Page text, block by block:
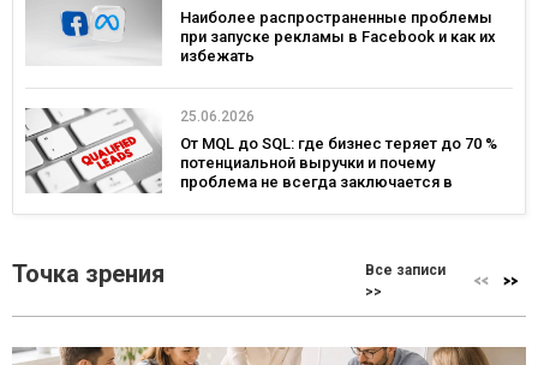
Наиболее распространенные проблемы
при запуске рекламы в Facebook и как их
избежать
25.06.2026
От MQL до SQL: где бизнес теряет до 70 %
потенциальной выручки и почему
проблема не всегда заключается в
Точка зрения
Все записи
>>